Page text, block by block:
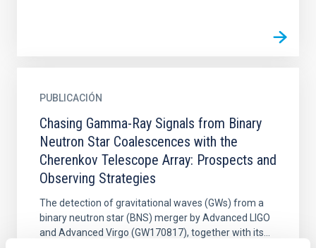
PUBLICACIÓN
Chasing Gamma-Ray Signals from Binary
Neutron Star Coalescences with the
Cherenkov Telescope Array: Prospects and
Observing Strategies
The detection of gravitational waves (GWs) from a
binary neutron star (BNS) merger by Advanced LIGO
and Advanced Virgo (GW170817), together with its...